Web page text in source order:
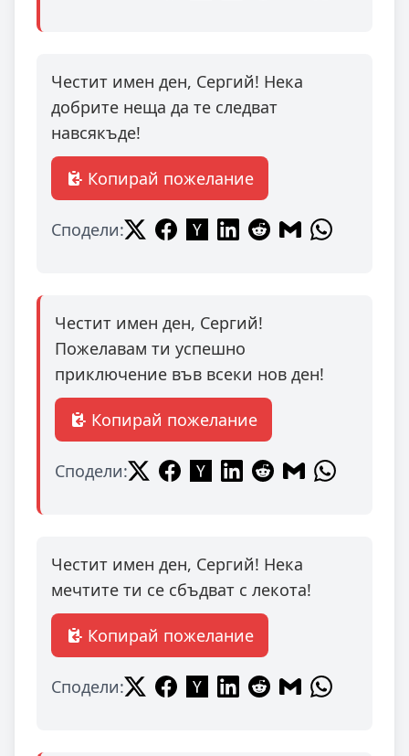
Честит имен ден, Сергий! Нека
добрите неща да те следват
навсякъде!
Копирай пожелание
Сподели:
Честит имен ден, Сергий!
Пожелавам ти успешно
приключение във всеки нов ден!
Копирай пожелание
Сподели:
Честит имен ден, Сергий! Нека
мечтите ти се сбъдват с лекота!
Копирай пожелание
Сподели: